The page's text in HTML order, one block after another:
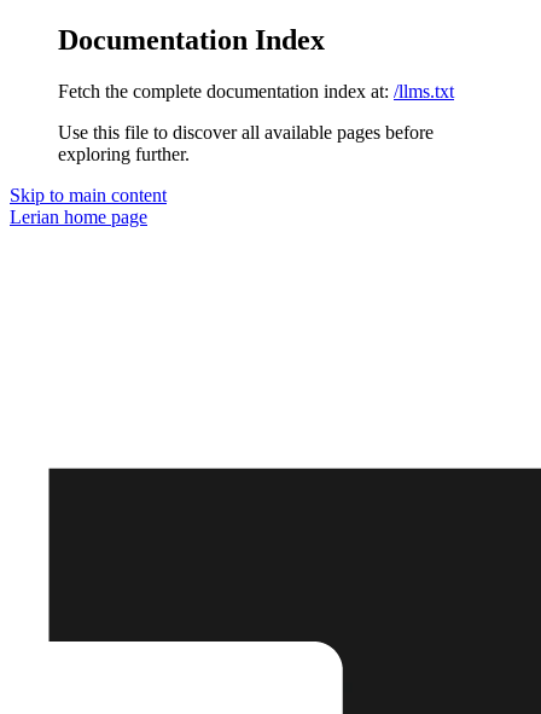
Documentation Index
Fetch the complete documentation index at: /llms.txt
Use this file to discover all available pages before
exploring further.
Skip to main content
Lerian home page